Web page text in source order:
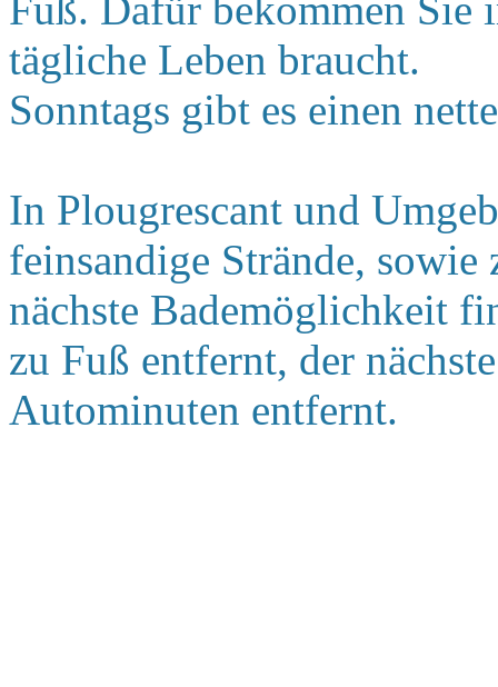
tägliche Leben braucht.
Sonntags gibt es einen
In Plougrescant und
feinsandige Strände,
nächste Bademöglichkeit
zu Fuß entfernt, der
Autominuten entfernt.